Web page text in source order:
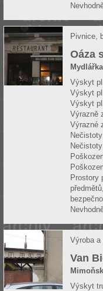
Pivnice,
Oáza
Výskyt
Výskyt
Výskyt
Výrazně
Výrazné
Prostory
Výroba a
Van
Výskyt